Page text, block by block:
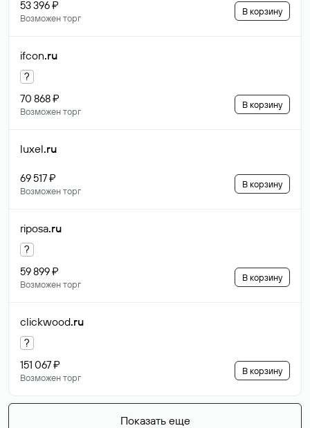
53 396 ₽
Возможен торг
В корзину
ifcon.ru
?
70 868 ₽
Возможен торг
В корзину
luxel.ru
69 517 ₽
Возможен торг
В корзину
riposa.ru
?
59 899 ₽
Возможен торг
В корзину
clickwood.ru
?
151 067 ₽
Возможен торг
В корзину
Показать еще